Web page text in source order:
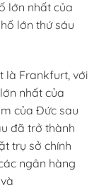
lớn nhất của
lớn thứ sáu
là Frankfurt, với
nhất của
của Đức sau
đã trở thành
trụ sở chính
ngân hàng